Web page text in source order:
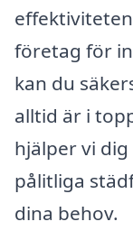
företag för
kan du
alltid är i
hjälper vi
pålitliga
dina behov.